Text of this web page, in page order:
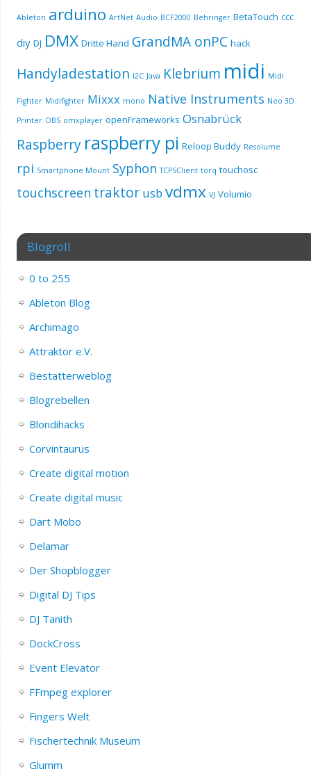
Ableton arduino ArtNet Audio BCF2000 Behringer BetaTouch ccc
diy DJ DMX Dritte Hand GrandMA onPC hack
Handyladestation I2C Java Klebrium midi Midi
Fighter Midifighter Mixxx mono Native Instruments Neo 3D
Printer OBS omxplayer openFrameworks Osnabrück
Raspberry raspberry pi Reloop Buddy Resolume
rpi Smartphone Mount Syphon TCPSClient torq touchosc
touchscreen traktor usb vdmx VJ Volumio
Blogroll
0 to 255
Ableton Blog
Archimago
Attraktor e.V.
Bestatterweblog
Blogrebellen
Blondihacks
Corvintaurus
Create digital motion
Create digital music
Dart Mobo
Delamar
Der Shopblogger
Digital DJ Tips
DJ Tanith
DockCross
Event Elevator
FFmpeg explorer
Fingers Welt
Fischertechnik Museum
Glumm